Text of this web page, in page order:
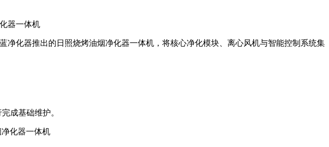
化器推出的日照烧烤油烟净化器一体机，将核心净化模块、离心风机与智能控制系统集
成基础维护。